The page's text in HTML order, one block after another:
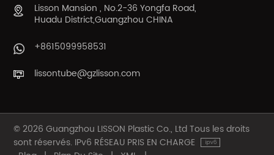
Lisson Mansion , No.2-36 Yongfa Road,
Huadu District,Guangzhou CHINA
+8615099958531
lissontube@gzlisson.com
© 2026 Guangzhou LISSON Plastic Co., Ltd Tous les droits
sont réservés. IPv6 RÉSEAU PRIS EN CHARGE